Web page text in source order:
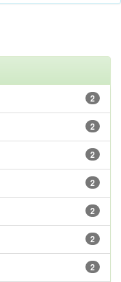
2
2
2
2
2
2
2